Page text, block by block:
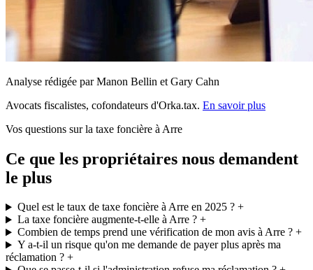
Analyse rédigée par Manon Bellin et Gary Cahn
Avocats fiscalistes, cofondateurs d'Orka.tax. En savoir plus
Vos questions sur la taxe foncière à Arre
Ce que les propriétaires nous demandent
le plus
Quel est le taux de taxe foncière à Arre en 2025 ?+
La taxe foncière augmente-t-elle à Arre ?+
Combien de temps prend une vérification de mon avis à Arre ?+
Y a-t-il un risque qu'on me demande de payer plus après ma
réclamation ? +